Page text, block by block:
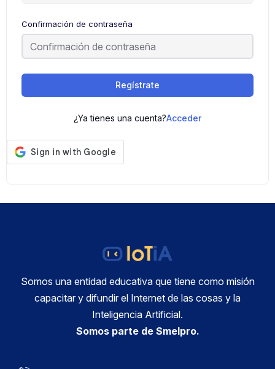
Confirmación de contraseña
Regístrate
¿Ya tienes una cuenta?Acceder
Somos una entidad educativa que tiene como misión
capacitar y difundir el Internet de las cosas y la
Inteligencia Artificial.
Somos parte de Smelpro.